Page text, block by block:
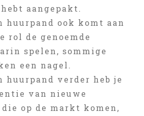
aangepakt.
huurpand ook komt aan
rol de genoemde
spelen, sommige
een nagel.
huurpand verder heb je
van nieuwe
die op de markt komen,